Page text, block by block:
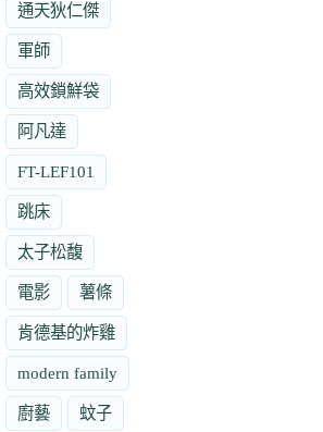
通天狄仁傑
軍師
高效鎖鮮袋
阿凡達
FT-LEF101
跳床
太子松馥
電影 薯條
肯德基的炸雞
modern family
廚藝 蚊子